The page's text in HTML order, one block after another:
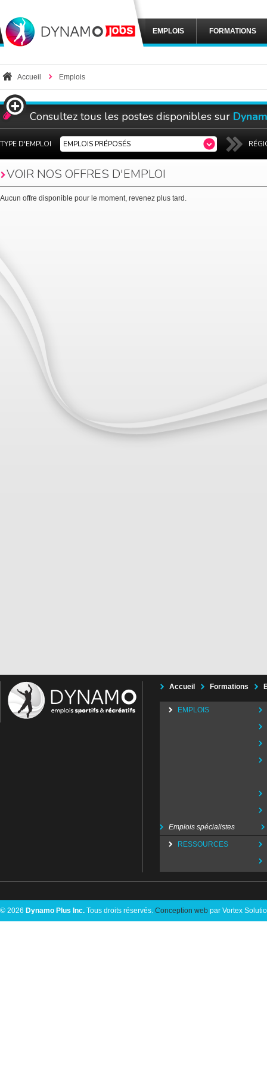
FORMATIONS
EMPLOIS
Accueil Emplois
Consultez tous les postes disponibles sur
TYPE D'EMPLOI EMPLOIS PRÉPOSÉS
VOIR NOS OFFRES D'EMPLOI
Aucun offre disponible pour le moment, revenez plus tard.
Accueil Formations
EMPLOIS
Emplois spécialistes
RESSOURCES
© 2026 Dynamo Plus Inc. Tous droits réservés. Conception web par Vortex